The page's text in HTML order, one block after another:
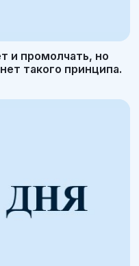
и промолчать, но
такого принципа.